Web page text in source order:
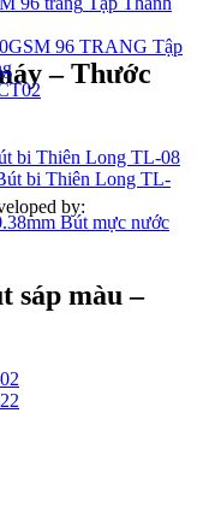
– Thước
bi Thiên Long TL-08
bi Thiên Long TL-
Bút mực nước
sáp màu –
Tập
by: